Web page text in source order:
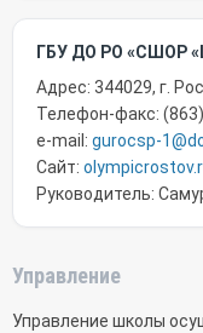
ГБУ ДО РО «СШОР
Адрес: 344029, г.
Телефон-факс:
e-mail:gurocsp-
Сайт:
Руководитель:
Управление
Управление школы